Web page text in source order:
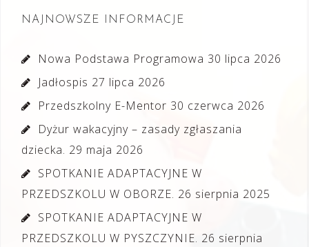
NAJNOWSZE INFORMACJE
Nowa Podstawa Programowa 30 lipca 2026
Jadłospis 27 lipca 2026
Przedszkolny E-Mentor 30 czerwca 2026
Dyżur wakacyjny – zasady zgłaszania
dziecka. 29 maja 2026
SPOTKANIE ADAPTACYJNE W
PRZEDSZKOLU W OBORZE. 26 sierpnia 2025
SPOTKANIE ADAPTACYJNE W
PRZEDSZKOLU W PYSZCZYNIE. 26 sierpnia